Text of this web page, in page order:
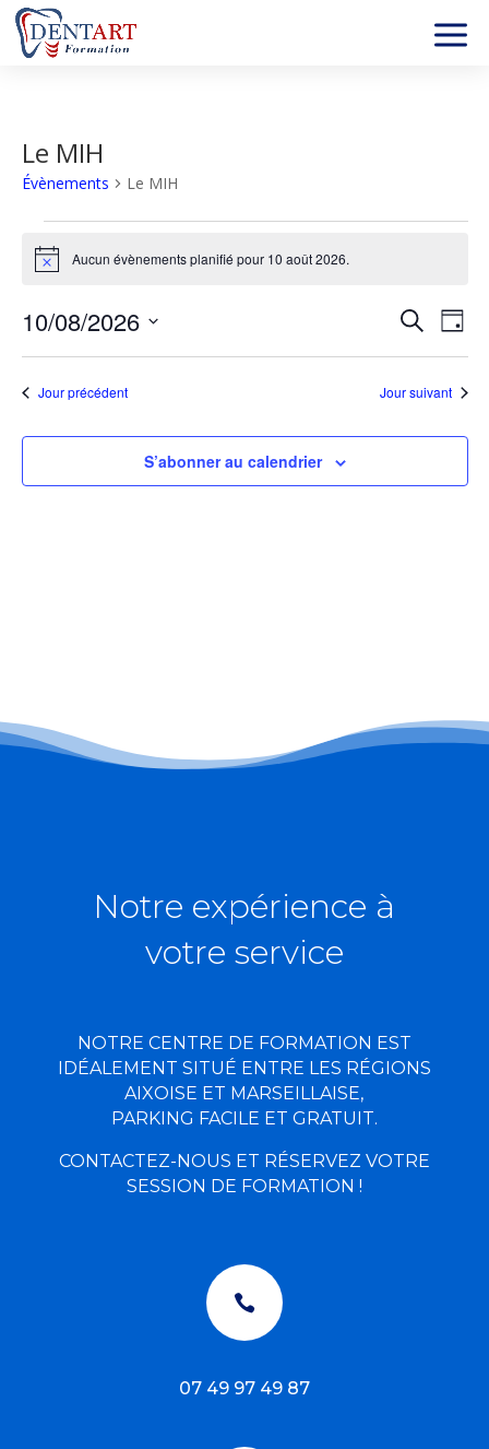
Le MIH
Évènements Le MIH
Évènements
for
août
2026
Notice Aucun évènements planifié pour 10 août 2026.
et
de
vues
Recherche
de
Jour
10/08/2026
date.Jour précédent Jour suivant
S’abonner au calendrier
Notre expérience à
votre service
NOTRE CENTRE DE FORMATION EST
IDÉALEMENT SITUÉ ENTRE LES RÉGIONS
AIXOISE ET MARSEILLAISE,
PARKING FACILE ET GRATUIT.
CONTACTEZ-NOUS ET RÉSERVEZ VOTRE
SESSION DE FORMATION !

07 49 97 49 87